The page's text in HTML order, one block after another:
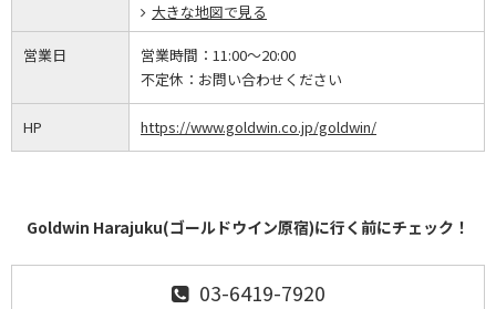
大きな地図で見る
営業日 営業時間： 11:00～20:00
不定休： お問い合わせください
HP https://www.goldwin.co.jp/goldwin/
Goldwin Harajuku(ゴールドウイン原宿)に行く前にチェック！
03-6419-7920